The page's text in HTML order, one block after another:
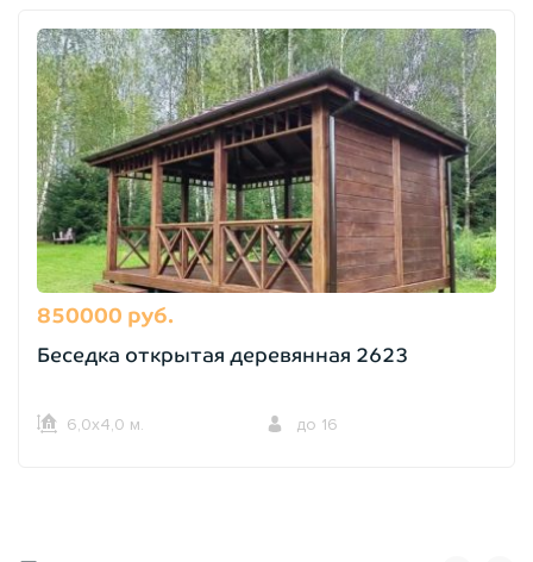
850000 руб.
Беседка открытая деревянная 2623
6,0х4,0 м. до 16